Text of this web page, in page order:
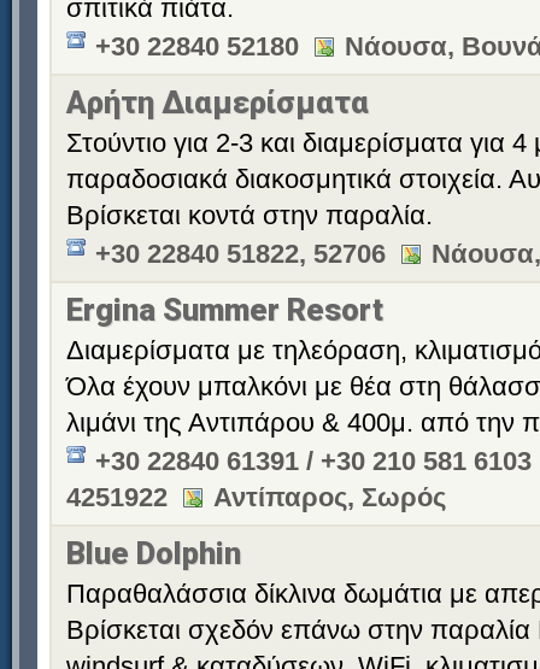
σπιτικά πιάτα.
+30 22840 52180
Νάουσα,
Αρήτη Διαμερίσματα
Στούντιο για 2-3 και διαμερίσματα για
παραδοσιακά διακοσμητικά στοιχεία.
Βρίσκεται κοντά στην παραλία.
+30 22840 51822, 52706
Νάουσα,
Ergina Summer Resort
Διαμερίσματα με τηλεόραση,
Όλα έχουν μπαλκόνι με θέα στη
λιμάνι της Αντιπάρου & 400μ. από την
+30 22840 61391 / +30 210 581 6103
4251922
Αντίπαρος, Σωρός
Blue Dolphin
Παραθαλάσσια δίκλινα δωμάτια με
Βρίσκεται σχεδόν επάνω στην